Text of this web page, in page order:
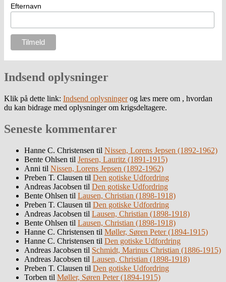
Efternavn
Indsend oplysninger
Klik på dette link: Indsend oplysningerog læs mere om , hvordan
du kan bidrage med oplysninger om krigsdeltagere.
Seneste kommentarer
Hanne C. Christensen til Nissen, Lorens Jepsen (1892-1962)
Bente Ohlsen til Jensen, Lauritz (1891-1915)
Anni til Nissen, Lorens Jepsen (1892-1962)
Preben T. Clausen til Den gotiske Udfordring
Andreas Jacobsen til Den gotiske Udfordring
Bente Ohlsen til Lausen, Christian (1898-1918)
Preben T. Clausen til Den gotiske Udfordring
Andreas Jacobsen til Lausen, Christian (1898-1918)
Bente Ohlsen til Lausen, Christian (1898-1918)
Hanne C. Christensen til Møller, Søren Peter (1894-1915)
Hanne C. Christensen til Den gotiske Udfordring
Andreas Jacobsen til Schmidt, Marinus Christian (1886-1915)
Andreas Jacobsen til Lausen, Christian (1898-1918)
Preben T. Clausen til Den gotiske Udfordring
Torben til Møller, Søren Peter (1894-1915)